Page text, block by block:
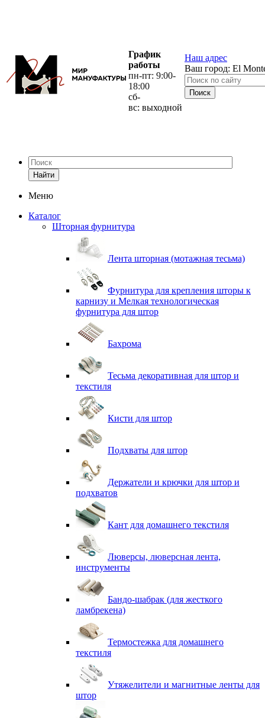
График
работы
пн-пт: 9:00-
18:00
сб-
вс: выходной
Наш адрес
Ваш город: El
Найти
Меню
Каталог
Шторная фурнитура
Лента шторная (мотажная тесьма)
Фурнитура для крепления шторы к
карнизу и Мелкая технологическая
фурнитура для штор
Бахрома
Тесьма декоративная для штор и
текстиля
Кисти для штор
Подхваты для штор
Держатели и крючки для штор и
подхватов
Кант для домашнего текстиля
Люверсы, люверсная лента,
инструменты
Бандо-шабрак (для жесткого
ламбрекена)
Термостежка для домашнего
текстиля
Утяжелители и магнитные ленты для
штор